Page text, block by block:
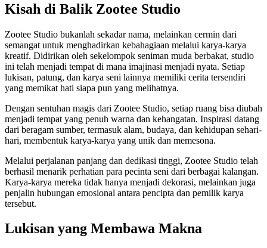
Kisah di Balik Zootee Studio
Zootee Studio bukanlah sekadar nama, melainkan cermin dari
semangat untuk menghadirkan kebahagiaan melalui karya-karya
kreatif. Didirikan oleh sekelompok seniman muda berbakat, studio
ini telah menjadi tempat di mana imajinasi menjadi nyata. Setiap
lukisan, patung, dan karya seni lainnya memiliki cerita tersendiri
yang memikat hati siapa pun yang melihatnya.
Dengan sentuhan magis dari Zootee Studio, setiap ruang bisa diubah
menjadi tempat yang penuh warna dan kehangatan. Inspirasi datang
dari beragam sumber, termasuk alam, budaya, dan kehidupan sehari-
hari, membentuk karya-karya yang unik dan memesona.
Melalui perjalanan panjang dan dedikasi tinggi, Zootee Studio telah
berhasil menarik perhatian para pecinta seni dari berbagai kalangan.
Karya-karya mereka tidak hanya menjadi dekorasi, melainkan juga
penjalin hubungan emosional antara pencipta dan pemilik karya
tersebut.
Lukisan yang Membawa Makna